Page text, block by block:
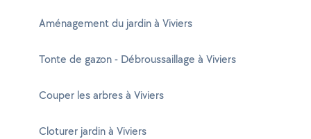
Aménagement du jardin à Viviers
Tonte de gazon - Débroussaillage à Viviers
Couper les arbres à Viviers
Cloturer jardin à Viviers